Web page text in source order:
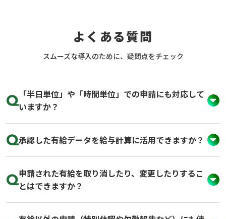
よくある質問
スムーズな導入のために、疑問点をチェック
「半日単位」や「時間単位」での申請にも対応して
いますか？
承認した有給データを給与計算に活用できますか？
申請された有給を取り消したり、変更したりするこ
とはできますか？